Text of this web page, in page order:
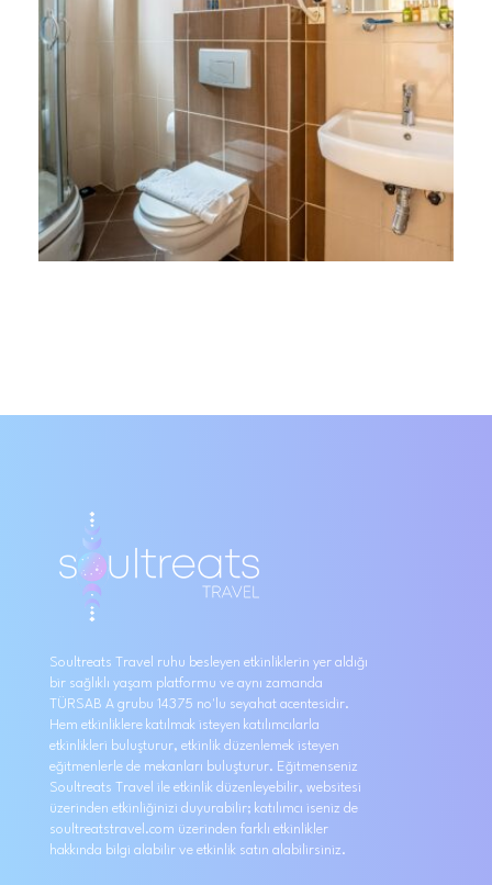
Soultreats Travel ruhu besleyen etkinliklerin yer aldığı
bir sağlıklı yaşam platformu ve aynı zamanda
TÜRSAB A grubu 14375 no'lu seyahat acentesidir.
Hem etkinliklere katılmak isteyen katılımcılarla
etkinlikleri buluşturur, etkinlik düzenlemek isteyen
eğitmenlerle de mekanları buluşturur. Eğitmenseniz
Soultreats Travel ile etkinlik düzenleyebilir, websitesi
üzerinden etkinliğinizi duyurabilir; katılımcı iseniz de
soultreatstravel.com üzerinden farklı etkinlikler
hakkında bilgi alabilir ve etkinlik satın alabilirsiniz.